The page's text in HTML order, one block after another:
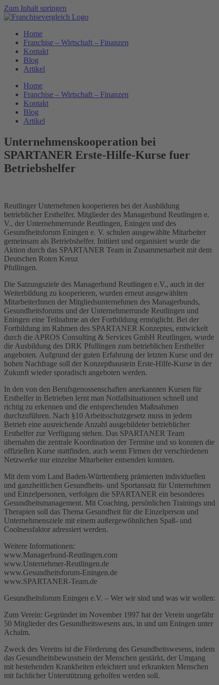
Zum Inhalt springen
Home
Franchise – Wirtschaft – Finanzen
Kontakt
Blog
Artikel
Home
Franchise – Wirtschaft – Finanzen
Kontakt
Blog
Artikel
Unternehmenskooperation bei
SPARTANER Erste-Hilfe-Kurse fuer
Betriebshelfer
Reutlinger Unternehmen kooperieren bei der Ausbildung
betrieblicher Ersthelfer. Mitglieder des Managerbund Reutlingen e.
V., der Unternehmerrunde Reutlingen, Eningen und des
Gesundheitsforum Eningen e. V. schulen ausgewählte Mitarbeiter
gemeinsam als Betriebshelfer. Initiiert und organisiert wurde die
Aktion durch das SPARTANER Team in Zusammenarbeit mit dem
Deutschen Roten Kreuz
Pfullingen.
Die Satzungsziele des Managerbund Reutlingen e.V., auch in der
Weiterbildung zu kooperieren, wurden erneut ausgewählten
MitarbeiterInnen der Mitgliedsunternehmen des Managerbunds,
Gesundheitsforums und der Unternehmerrunde Reutlingen und
Eningen eine Teilnahme an der Fortbildung ermöglicht. Bei der
Fortbildung im Rahmen des SPARTANER Konzeptes, entwickelt
durch die APROS Consulting & Services GmbH Reutlingen, wurde
die Ausbildung des DRK Pfullingen zum betrieblichen Ersthelfer
angeboten. Aufgrund der guten Erfahrung der letzten Kurse und der
hohen Nachfrage soll der Konzeptbaustein Erste-Hilfe-Kurse in der
Zukunft wieder sporadisch angeboten werden.
In den von den Berufsgenossenschaften anerkannten Kursen für
Ersthelfer in Betrieben lernt man Notfallsituationen schnell und
richtig zu erkennen und die entsprechenden Maßnahmen
durchzuführen. Nach §10 Arbeitsschutzgesetz muss in jedem
Betrieb eine ausreichende Anzahl ausgebildeter betrieblicher
Ersthelfer zur Verfügung stehen. Das SPARTANER Team
übernahm die zentrale Koordination der Termine und so konnten die
offiziellen Kurse stattfinden, auch wenn Firmen der verschiedenen
Netzwerke nur einzelne Mitarbeiter entsenden konnten.
Mit dem vom Land Baden-Württemberg prämierten individuellen
und ganzheitlichen Gesundheits- und Sportansatz für Unternehmen
und Einzelpersonen, verfolgen die SPARTANER ein besonderes
Gesundheitsmanagement. Mit Coaching, persönlichen Trainings und
Therapien soll das Thema Gesundheit für die Einzelperson und
Unternehmensziele mit einem außergewöhnlichen Spaß- und
Coolnessfaktor adressiert werden.
Weitere Informationen:
www.Managerbund-Reutlingen.com
www.Unternehmer-Reutlingen.de
www.Gesundheitsforum-Eningen.de
www.SPARTANER-Team.de
Gesundheitsforum Eningen e.V. – Wer wir sind und was wir wollen:
Zum Verein: Gegründet im November 1997 hat der Verein ungefähr
50 Mitglieder des Gesundheitswesens aus, in und um Eningen unter
Achalm.
Zweck des Vereins ist die Förderung des Gesundheitswesens, indem
das Gesundheitsbewusstsein der Menschen gestärkt, der Umgang
mit bestehenden Krankheiten erleichtert und erkrankten Menschen
mit fachlicher Unterstützung geholfen werden soll.